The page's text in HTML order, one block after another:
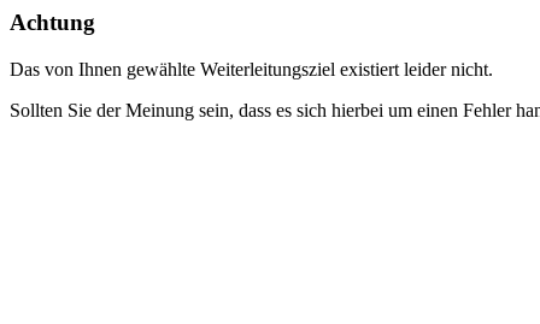
Achtung
Das von Ihnen gewählte Weiterleitungsziel existiert leider nicht.
Sollten Sie der Meinung sein, dass es sich hierbei um einen Fehler